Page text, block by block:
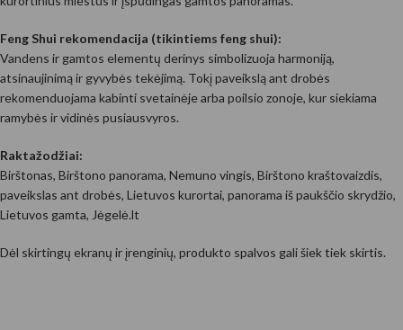
Feng Shui rekomendacija (tikintiems feng shui):
Vandens ir gamtos elementų derinys simbolizuoja harmoniją,
atsinaujinimą ir gyvybės tekėjimą. Tokį paveikslą ant drobės
rekomenduojama kabinti svetainėje arba poilsio zonoje, kur siekiama
ramybės ir vidinės pusiausvyros.
Raktažodžiai:
Birštonas, Birštono panorama, Nemuno vingis, Birštono kraštovaizdis,
paveikslas ant drobės, Lietuvos kurortai, panorama iš paukščio skrydžio,
Lietuvos gamta, Jėgelė.lt
Dėl skirtingų ekranų ir įrenginių, produkto spalvos gali šiek tiek skirtis.